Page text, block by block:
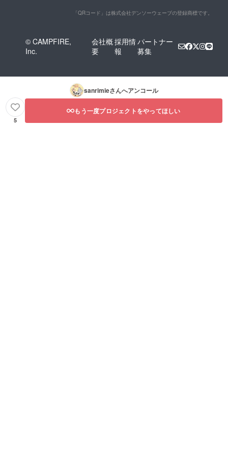
「QRコード」は株式会社デンソーウェーブの登録商標です。
© CAMPFIRE,
Inc.
会社概
要
採用情
報
パートナー
募集
sanrimieさんへアンコール
5
もう一度プロジェクトをやってほしい